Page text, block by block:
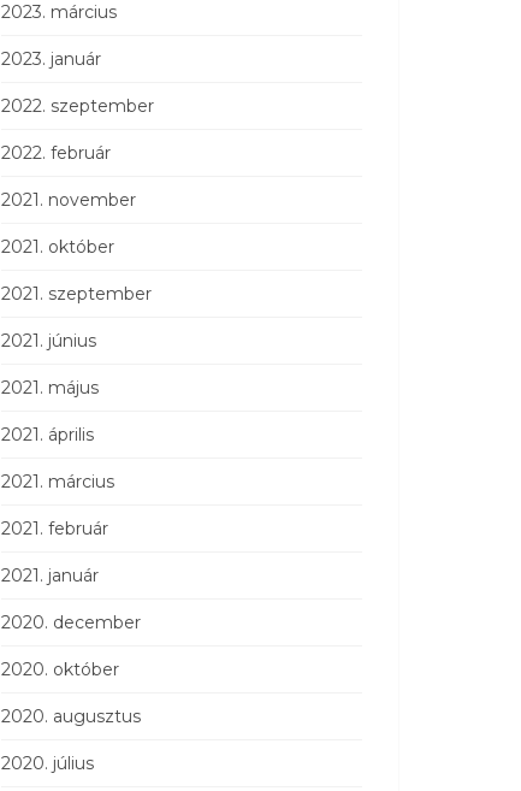
2023. március
2023. január
2022. szeptember
2022. február
2021. november
2021. október
2021. szeptember
2021. június
2021. május
2021. április
2021. március
2021. február
2021. január
2020. december
2020. október
2020. augusztus
2020. július